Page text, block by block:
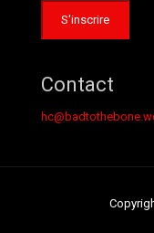
Contact